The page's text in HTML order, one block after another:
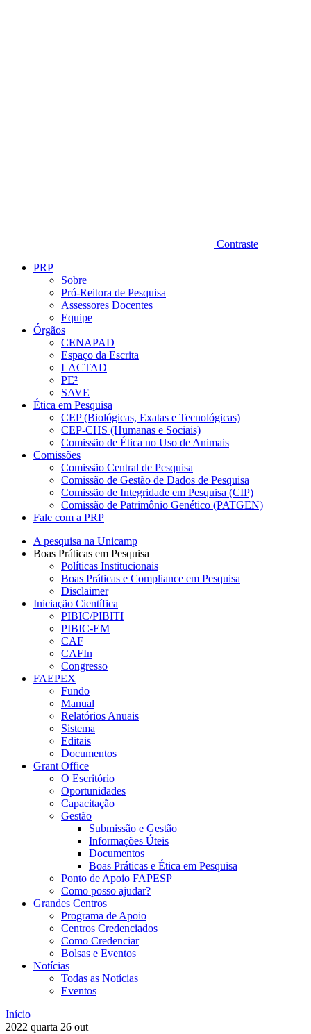
Contraste
PRP
Sobre
Pró-Reitora de Pesquisa
Assessores Docentes
Equipe
Órgãos
CENAPAD
Espaço da Escrita
LACTAD
PE²
SAVE
Ética em Pesquisa
CEP (Biológicas, Exatas e Tecnológicas)
CEP-CHS (Humanas e Sociais)
Comissão de Ética no Uso de Animais
Comissões
Comissão Central de Pesquisa
Comissão de Gestão de Dados de Pesquisa
Comissão de Integridade em Pesquisa (CIP)
Comissão de Patrimônio Genético (PATGEN)
Fale com a PRP
A pesquisa na Unicamp
Boas Práticas em Pesquisa
Políticas Institucionais
Boas Práticas e Compliance em Pesquisa
Disclaimer
Iniciação Científica
PIBIC/PIBITI
PIBIC-EM
CAF
CAFIn
Congresso
FAEPEX
Fundo
Manual
Relatórios Anuais
Sistema
Editais
Documentos
Grant Office
O Escritório
Oportunidades
Capacitação
Gestão
Submissão e Gestão
Informações Úteis
Documentos
Boas Práticas e Ética em Pesquisa
Ponto de Apoio FAPESP
Como posso ajudar?
Grandes Centros
Programa de Apoio
Centros Credenciados
Como Credenciar
Bolsas e Eventos
Notícias
Todas as Notícias
Eventos
Início
2022 quarta 26 out